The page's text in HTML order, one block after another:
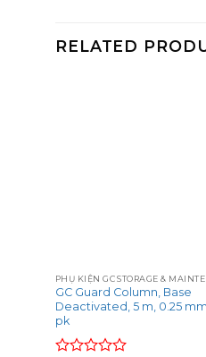
RELATED
PHỤ KIỆN GC STORAGE &
GC Guard Column, Base
Deactivated, 5 m, 0.25
pk